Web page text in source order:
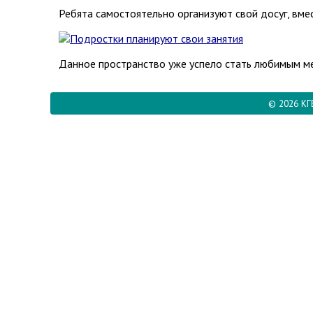
Ребята самостоятельно организуют свой досуг,
Данное пространство уже успело стать любимым
© 2026